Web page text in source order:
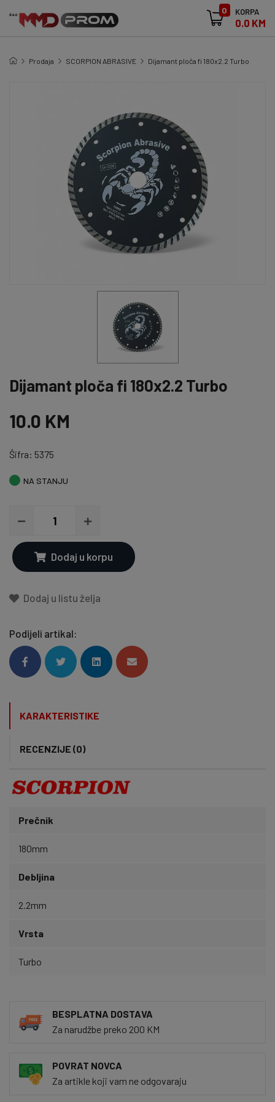
0 KORPA
0.0 KM
Prodaja SCORPION ABRASIVE Dijamant ploča fi 180x2.2 Turbo
Dijamant ploča fi 180x2.2 Turbo
10.0 KM
Šifra: 5375
NA STANJU
Dodaj u korpu
Dodaj u listu želja
Podijeli artikal:
KARAKTERISTIKE
RECENZIJE (0)
Prečnik
180mm
Debljina
2.2mm
Vrsta
Turbo
BESPLATNA DOSTAVA
Za narudžbe preko 200 KM
POVRAT NOVCA
Za artikle koji vam ne odgovaraju